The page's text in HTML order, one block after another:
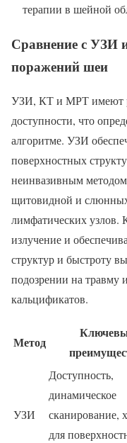
терапии в шейной
Сравнение с УЗИ
поражений шеи
УЗИ, КТ и МРТ имеют
доступности, что
алгоритме. УЗИ
поверхностных
неинвазивным
щитовидной и
лимфатических узлов.
излучение и
структур и быстроту
подозрении на травму
кальцификатов.
Метод
УЗИ
Доступность,
динамическое
сканирование,
для